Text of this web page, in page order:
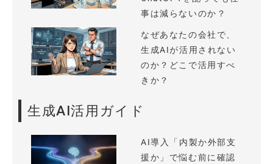
事は減らないのか？
なぜあなたの会社で、
生成AIが活用されない
のか？どこで活用すべ
きか？
生成AI活用ガイド
AI導入「内製か外部支
援か」で悩む前に確認